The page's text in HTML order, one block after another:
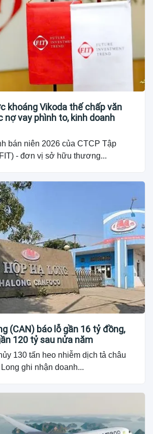
khoáng Vikoda thế chấp văn
nợ vay phình to, kinh doanh
bán niên 2026 của CTCP Tập
- đơn vị sở hữu thương...
(CAN) báo lỗ gần 16 tỷ đồng,
120 tỷ sau nửa năm
130 tấn heo nhiễm dịch tả châu
ghi nhận doanh...